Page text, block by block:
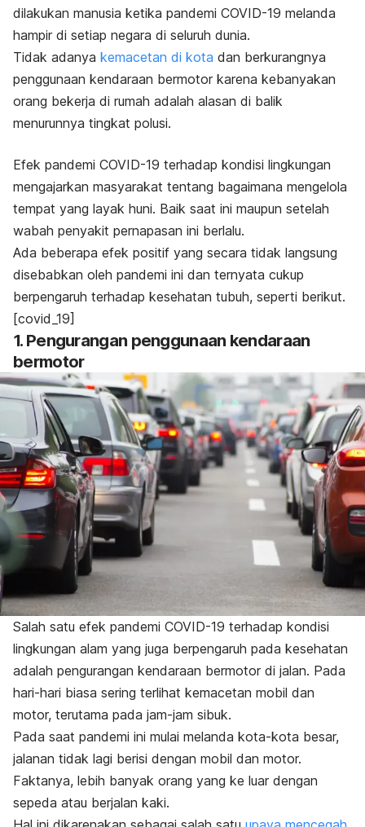
dilakukan manusia ketika pandemi COVID-19 melanda
hampir di setiap negara di seluruh dunia.
Tidak adanya kemacetan di kota dan berkurangnya
penggunaan kendaraan bermotor karena kebanyakan
orang bekerja di rumah adalah alasan di balik
menurunnya tingkat polusi.
Efek pandemi COVID-19 terhadap kondisi lingkungan
mengajarkan masyarakat tentang bagaimana mengelola
tempat yang layak huni. Baik saat ini maupun setelah
wabah penyakit pernapasan ini berlalu.
Ada beberapa efek positif yang secara tidak langsung
disebabkan oleh pandemi ini dan ternyata cukup
berpengaruh terhadap kesehatan tubuh, seperti berikut.
[covid_19]
1. Pengurangan penggunaan kendaraan
bermotor
Salah satu efek pandemi COVID-19 terhadap kondisi
lingkungan alam yang juga berpengaruh pada kesehatan
adalah pengurangan kendaraan bermotor di jalan. Pada
hari-hari biasa sering terlihat kemacetan mobil dan
motor, terutama pada jam-jam sibuk.
Pada saat pandemi ini mulai melanda kota-kota besar,
jalanan tidak lagi berisi dengan mobil dan motor.
Faktanya, lebih banyak orang yang ke luar dengan
sepeda atau berjalan kaki.